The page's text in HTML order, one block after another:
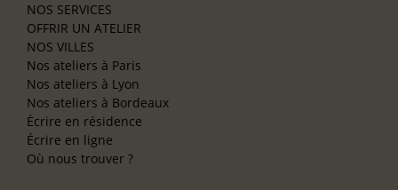
NOS SERVICES
OFFRIR UN ATELIER
NOS VILLES
Nos ateliers à Paris
Nos ateliers à Lyon
Nos ateliers à Bordeaux
Écrire en résidence
Écrire en ligne
Où nous trouver ?